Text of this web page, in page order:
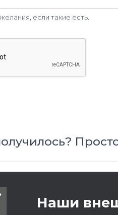
если такие есть.
Наши